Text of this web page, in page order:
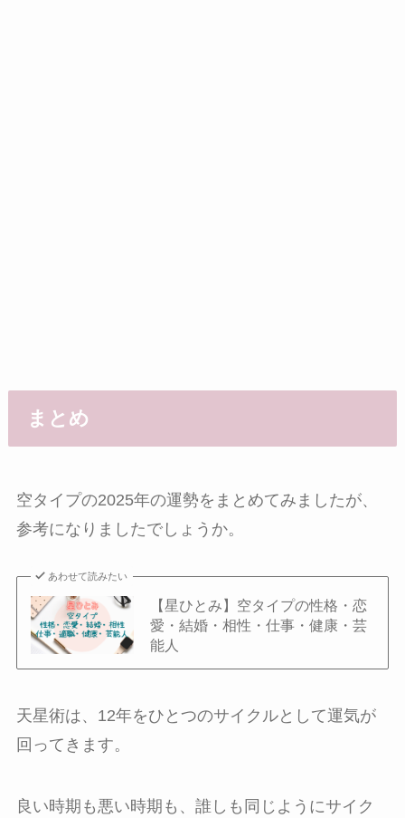
まとめ
空タイプの2025年の運勢をまとめてみましたが、
参考になりましたでしょうか。
あわせて読みたい
【星ひとみ】空タイプの性格・恋
愛・結婚・相性・仕事・健康・芸
能人
天星術は、12年をひとつのサイクルとして運気が
回ってきます。
良い時期も悪い時期も、誰しも同じようにサイク